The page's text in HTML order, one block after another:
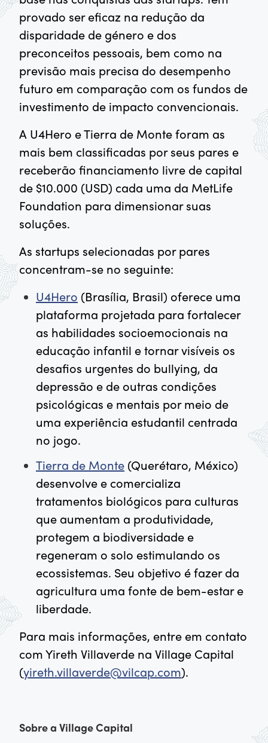
provado ser eficaz na redução da
disparidade de género e dos
preconceitos pessoais, bem como na
previsão mais precisa do desempenho
futuro em comparação com os fundos de
investimento de impacto convencionais.
A U4Hero e Tierra de Monte foram as
mais bem classificadas por seus pares e
receberão financiamento livre de capital
de $10.000 (USD) cada uma da MetLife
Foundation para dimensionar suas
soluções.
As startups selecionadas por pares
concentram-se no seguinte:
U4Hero (Brasília, Brasil) oferece uma
plataforma projetada para fortalecer
as habilidades socioemocionais na
educação infantil e tornar visíveis os
desafios urgentes do bullying, da
depressão e de outras condições
psicológicas e mentais por meio de
uma experiência estudantil centrada
no jogo.
Tierra de Monte (Querétaro, México)
desenvolve e comercializa
tratamentos biológicos para culturas
que aumentam a produtividade,
protegem a biodiversidade e
regeneram o solo estimulando os
ecossistemas. Seu objetivo é fazer da
agricultura uma fonte de bem-estar e
liberdade.
Para mais informações, entre em contato
com Yireth Villaverde na Village Capital
(yireth.villaverde@vilcap.com).
Sobre a Village Capital